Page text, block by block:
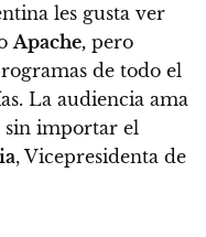
les gusta ver
Apache, pero
de todo el
La audiencia ama
sin importar el
, Vicepresidenta de